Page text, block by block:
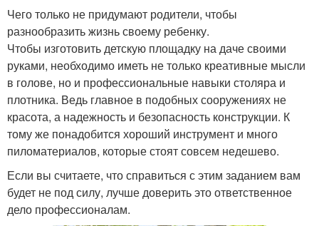
Чего только не придумают родители, чтобы
разнообразить жизнь своему ребенку.
Чтобы изготовить детскую площадку на даче своими
руками, необходимо иметь не только креативные мысли
в голове, но и профессиональные навыки столяра и
плотника. Ведь главное в подобных сооружениях не
красота, а надежность и безопасность конструкции. К
тому же понадобится хороший инструмент и много
пиломатериалов, которые стоят совсем недешево.
Если вы считаете, что справиться с этим заданием вам
будет не под силу, лучше доверить это ответственное
дело профессионалам.